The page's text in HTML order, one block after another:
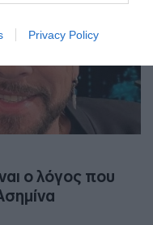
Privacy Policy
ο λόγος που